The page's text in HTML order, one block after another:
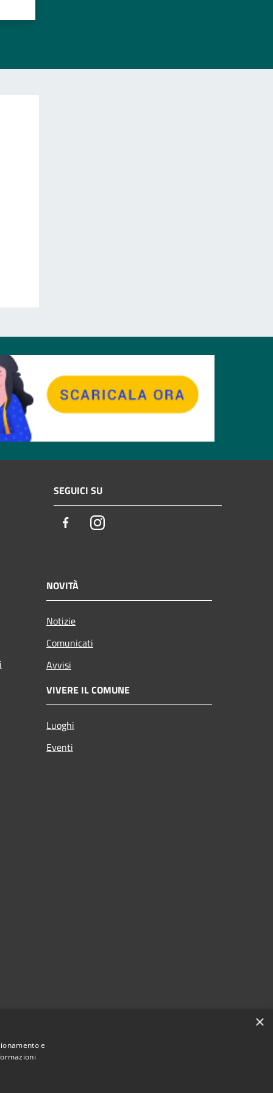
SEGUICI SU
FacebookInstagram
NOVITÀ
Notizie
Comunicati
Avvisi
VIVERE IL COMUNE
Luoghi
Eventi
×
e